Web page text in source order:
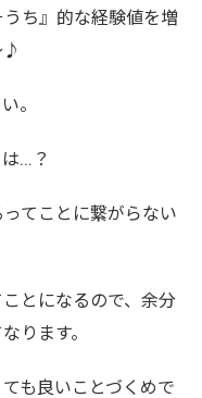
ち』的な経験値を増
♪
。
…？
てことに繋がらない
とになるので、余分
ります。
も良いことづくめで